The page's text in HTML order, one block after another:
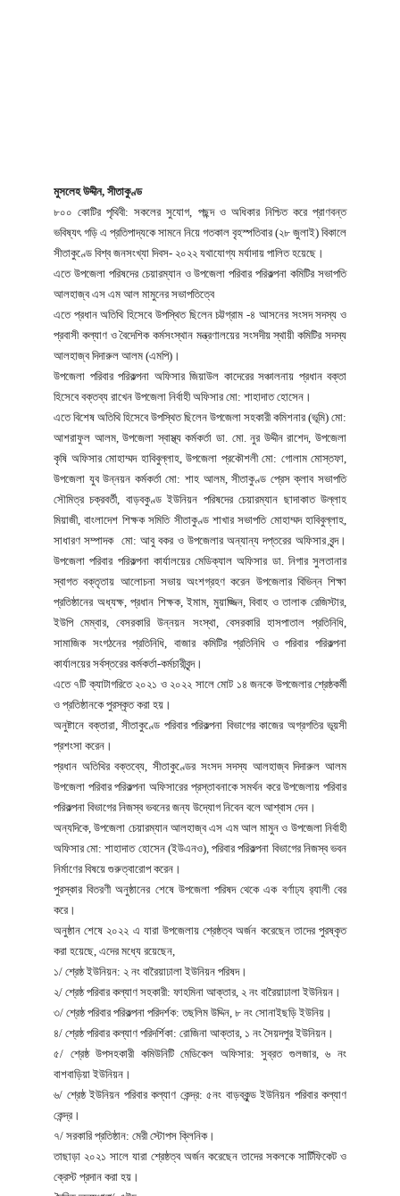
মুসলেহ উদ্দীন, সীতাকুণ্ড
৮০০ কোটির পৃথিবী: সকলের সুযোগ, পছন্দ ও অধিকার নিশ্চিত করে প্রাণবন্ত
ভবিষ্যৎ গড়ি এ প্রতিপাদ্যকে সামনে নিয়ে গতকাল বৃহস্পতিবার (২৮ জুলাই) বিকালে
সীতাকুণ্ডে বিশ্ব জনসংখ্যা দিবস- ২০২২ যথাযোগ্য মর্যাদায় পালিত হয়েছে।
এতে উপজেলা পরিষদের চেয়ারম্যান ও উপজেলা পরিবার পরিকল্পনা কমিটির সভাপতি
আলহাজ্ব এস এম আল মামুনের সভাপতিত্বে
এতে প্রধান অতিথি হিসেবে উপস্থিত ছিলেন চট্টগ্রাম -৪ আসনের সংসদ সদস্য ও
প্রবাসী কল্যাণ ও বৈদেশিক কর্মসংস্থান মন্ত্রণালয়ের সংসদীয় স্থায়ী কমিটির সদস্য
আলহাজ্ব দিদারুল আলম (এমপি)।
উপজেলা পরিবার পরিকল্পনা অফিসার জিয়াউল কাদেরের সঞ্চালনায় প্রধান বক্তা
হিসেবে বক্তব্য রাখেন উপজেলা নির্বাহী অফিসার মো: শাহাদাত হোসেন।
এতে বিশেষ অতিথি হিসেবে উপস্থিত ছিলেন উপজেলা সহকারী কমিশনার (ভূমি) মো:
আশরাফুল আলম, উপজেলা স্বাস্থ্য কর্মকর্তা ডা. মো. নুর উদ্দীন রাশেদ, উপজেলা
কৃষি অফিসার মোহাম্মদ হাবিবুল্লাহ, উপজেলা প্রকৌশলী মো: গোলাম মোস্তফা,
উপজেলা যুব উন্নয়ন কর্মকর্তা মো: শাহ আলম, সীতাকুণ্ড প্রেস ক্লাব সভাপতি
সৌমিত্র চক্রবর্তী, বাড়বকুণ্ড ইউনিয়ন পরিষদের চেয়ারম্যান ছাদাকাত উল্লাহ
মিয়াজী, বাংলাদেশ শিক্ষক সমিতি সীতাকুণ্ড শাখার সভাপতি মোহাম্মদ হাবিবুল্লাহ,
সাধারণ সম্পাদক মো: আবু বকর ও উপজেলার অন্যান্য দপ্তরের অফিসার বৃন্দ।
উপজেলা পরিবার পরিকল্পনা কার্যালয়ের মেডিক্যাল অফিসার ডা. নিগার সুলতানার
স্বাগত বক্তৃতায় আলোচনা সভায় অংশগ্রহণ করেন উপজেলার বিভিন্ন শিক্ষা
প্রতিষ্ঠানের অধ্যক্ষ, প্রধান শিক্ষক, ইমাম, মুয়াজ্জিন, বিবাহ ও তালাক রেজিস্টার,
ইউপি মেম্বার, বেসরকারি উন্নয়ন সংস্থা, বেসরকারি হাসপাতাল প্রতিনিধি,
সামাজিক সংগঠনের প্রতিনিধি, বাজার কমিটির প্রতিনিধি ও পরিবার পরিকল্পনা
কার্যালয়ের সর্বস্তরের কর্মকর্তা-কর্মচারীবৃন্দ।
এতে ৭টি ক্যাটাগরিতে ২০২১ ও ২০২২ সালে মোট ১৪ জনকে উপজেলার শ্রেষ্ঠকর্মী
ও প্রতিষ্ঠানকে পুরস্কৃত করা হয়।
অনুষ্টানে বক্তারা, সীতাকুণ্ডে পরিবার পরিকল্পনা বিভাগের কাজের অগ্রগতির ভূয়সী
প্রশংসা করেন।
প্রধান অতিথির বক্তব্যে, সীতাকুণ্ডের সংসদ সদস্য আলহাজ্ব দিদারুল আলম
উপজেলা পরিবার পরিকল্পনা অফিসারের প্রস্তাবনাকে সমর্থন করে উপজেলায় পরিবার
পরিকল্পনা বিভাগের নিজস্ব ভবনের জন্য উদ্যোগ নিবেন বলে আশ্বাস দেন।
অন্যদিকে, উপজেলা চেয়ারম্যান আলহাজ্ব এস এম আল মামুন ও উপজেলা নির্বাহী
অফিসার মো: শাহাদাত হোসেন (ইউএনও), পরিবার পরিকল্পনা বিভাগের নিজস্ব ভবন
নির্মাণের বিষয়ে গুরুত্বারোপ করেন।
পুরস্কার বিতরণী অনুষ্ঠানের শেষে উপজেলা পরিষদ থেকে এক বর্ণাঢ্য র‍্যালী বের
করে।
অনুষ্ঠান শেষে ২০২২ এ যারা উপজেলায় শ্রেষ্ঠত্ব অর্জন করেছেন তাদের পুরষ্কৃত
করা হয়েছে, এদের মধ্যে রয়েছেন,
১/ শ্রেষ্ঠ ইউনিয়ন: ২ নং বারৈয়াঢালা ইউনিয়ন পরিষদ।
২/ শ্রেষ্ঠ পরিবার কল্যাণ সহকারী: ফাহমিনা আক্তার, ২ নং বারৈয়াঢালা ইউনিয়ন।
৩/ শ্রেষ্ঠ পরিবার পরিকল্পনা পরিদর্শক: তছলিম উদ্দিন, ৮ নং সোনাইছড়ি ইউনিয়।
৪/ শ্রেষ্ঠ পরিবার কল্যাণ পরিদর্শিকা: রোজিনা আক্তার, ১ নং সৈয়দপুর ইউনিয়ন।
৫/ শ্রেষ্ঠ উপসহকারী কমিউনিটি মেডিকেল অফিসার: সুব্রত গুলজার, ৬ নং
বাশবাড়িয়া ইউনিয়ন।
৬/ শ্রেষ্ঠ ইউনিয়ন পরিবার কল্যাণ কেন্দ্র: ৫নং বাড়বকুন্ড ইউনিয়ন পরিবার কল্যাণ
কেন্দ্র।
৭/ সরকারি প্রতিষ্ঠান: মেরী স্টোপস ক্লিনিক।
তাছাড়া ২০২১ সালে যারা শ্রেষ্ঠত্ব অর্জন করেছেন তাদের সকলকে সার্টিফিকেট ও
ক্রেস্ট প্রদান করা হয়।